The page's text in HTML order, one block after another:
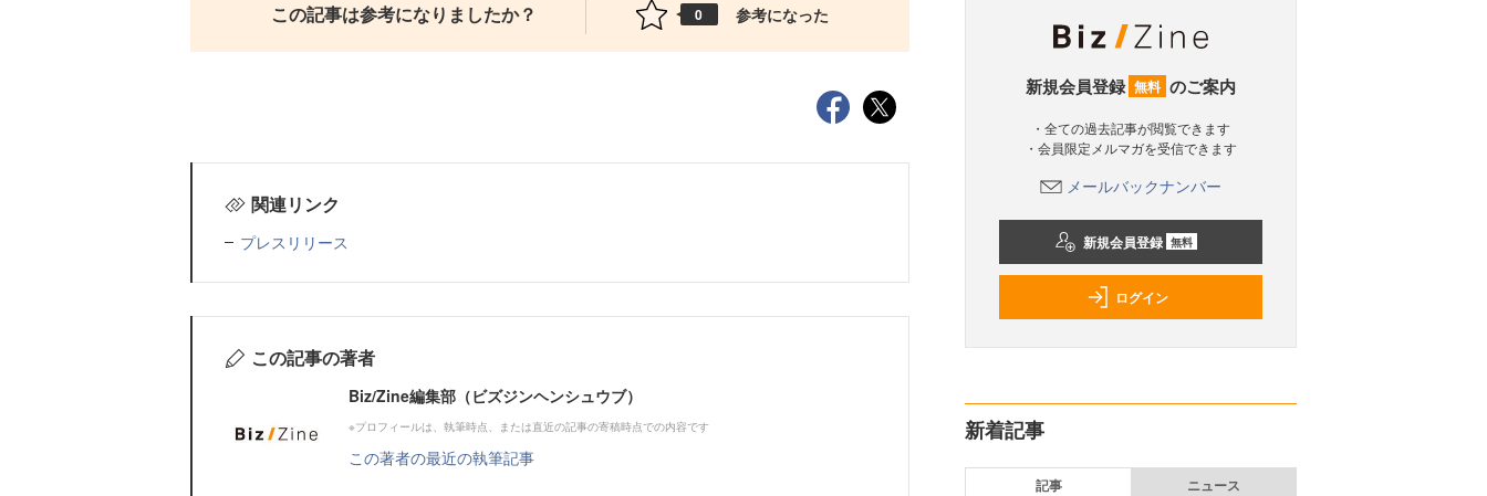
この記事は参考になりましたか？ 0 参考になった
関連リンク
プレスリリース
この記事の著者
Biz/Zine編集部（ビズジンヘンシュウブ）
※プロフィールは、執筆時点、または直近の記事の寄稿時点での内容です
この著者の最近の執筆記事
新規会員登録 無料 のご案内
・全ての過去記事が閲覧できます
・会員限定メルマガを受信できます
メールバックナンバー
新規会員登録 無料
ログイン
新着記事
記事 ニュース